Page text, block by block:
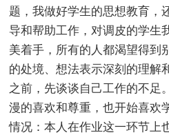
题，我做好学生的思想教育，
导和帮助工作，对调皮的学生
美着手，所有的人都渴望得到
的处境、想法表示深刻的理解
之前，先谈谈自己工作的不足
漫的喜欢和尊重，也开始喜欢
情况：本人在作业这一环节上